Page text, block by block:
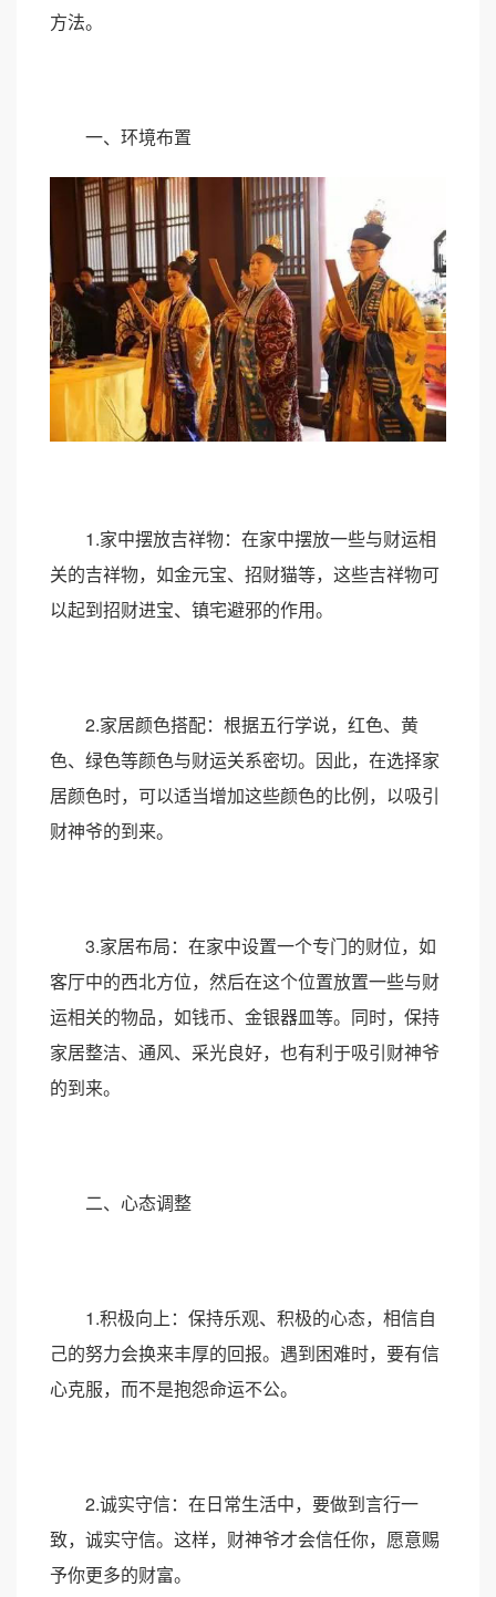
方法。
一、环境布置
1.家中摆放吉祥物：在家中摆放一些与财运相
关的吉祥物，如金元宝、招财猫等，这些吉祥物可
以起到招财进宝、镇宅避邪的作用。
2.家居颜色搭配：根据五行学说，红色、黄
色、绿色等颜色与财运关系密切。因此，在选择家
居颜色时，可以适当增加这些颜色的比例，以吸引
财神爷的到来。
3.家居布局：在家中设置一个专门的财位，如
客厅中的西北方位，然后在这个位置放置一些与财
运相关的物品，如钱币、金银器皿等。同时，保持
家居整洁、通风、采光良好，也有利于吸引财神爷
的到来。
二、心态调整
1.积极向上：保持乐观、积极的心态，相信自
己的努力会换来丰厚的回报。遇到困难时，要有信
心克服，而不是抱怨命运不公。
2.诚实守信：在日常生活中，要做到言行一
致，诚实守信。这样，财神爷才会信任你，愿意赐
予你更多的财富。